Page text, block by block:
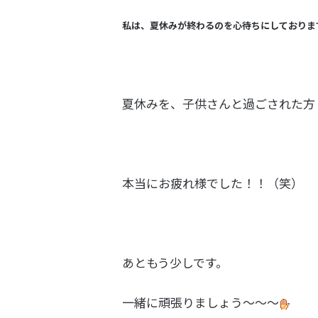
私は、夏休みが終わるのを心待ちにしており
夏休みを、子供さんと過ごされた
本当にお疲れ様でした！！（笑）
あともう少しです。
一緒に頑張りましょう～～～